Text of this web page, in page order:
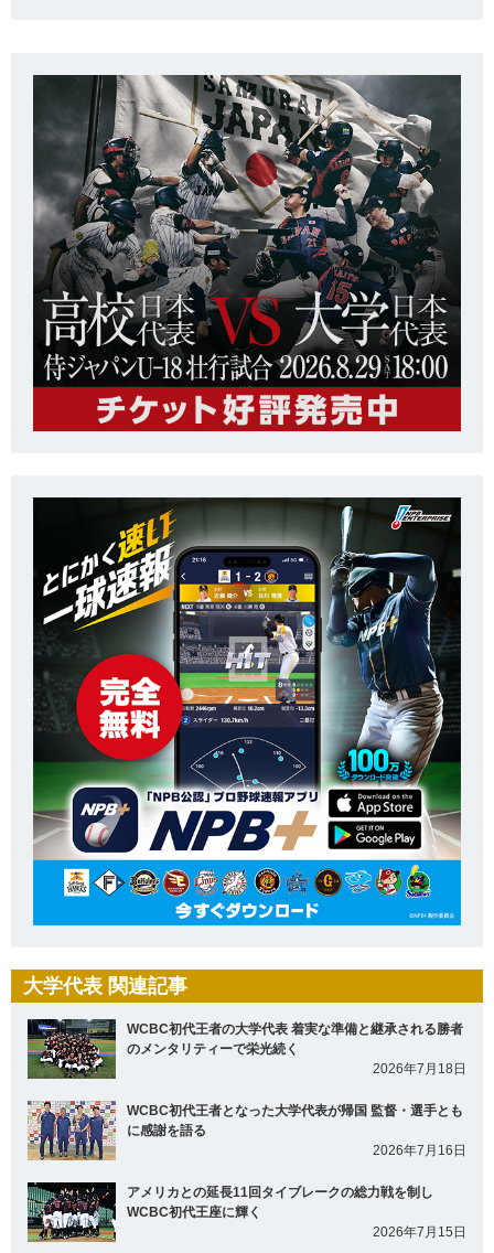
大学代表 関連記事
WCBC初代王者の大学代表 着実な準備と継承される勝者
のメンタリティーで栄光続く
2026年7月18日
WCBC初代王者となった大学代表が帰国 監督・選手とも
に感謝を語る
2026年7月16日
アメリカとの延長11回タイブレークの総力戦を制し
WCBC初代王座に輝く
2026年7月15日